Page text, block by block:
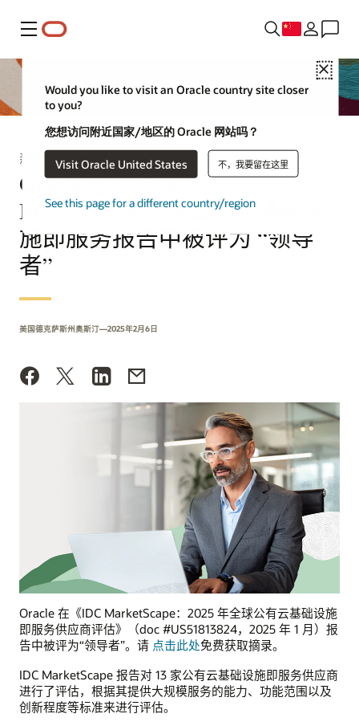
菜单
Close
Would you like to visit an Oracle country site closer
to you?
您想访问附近国家/地区的 Oracle 网站吗？
Visit Oracle United States 不，我要留在这里
See this page for a different country/region
新闻稿
Oracle 在2025 年IDC
MarketScape全球公有云基础设
施即服务报告中被评为 “领导
者”
美国德克萨斯州奥斯汀—2025年2月6日
Oracle 在《IDC MarketScape：2025 年全球公有云基础设施
即服务供应商评估》（doc #US51813824，2025 年 1 月）报
告中被评为“领导者”。请 点击此处免费获取摘录。
IDC MarketScape 报告对 13 家公有云基础设施即服务供应商
进行了评估，根据其提供大规模服务的能力、功能范围以及
创新程度等标准来进行评估。